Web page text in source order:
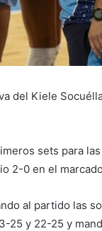
del Kiele
sets para
2-0 en el
al partido las
25 y 22-25 y